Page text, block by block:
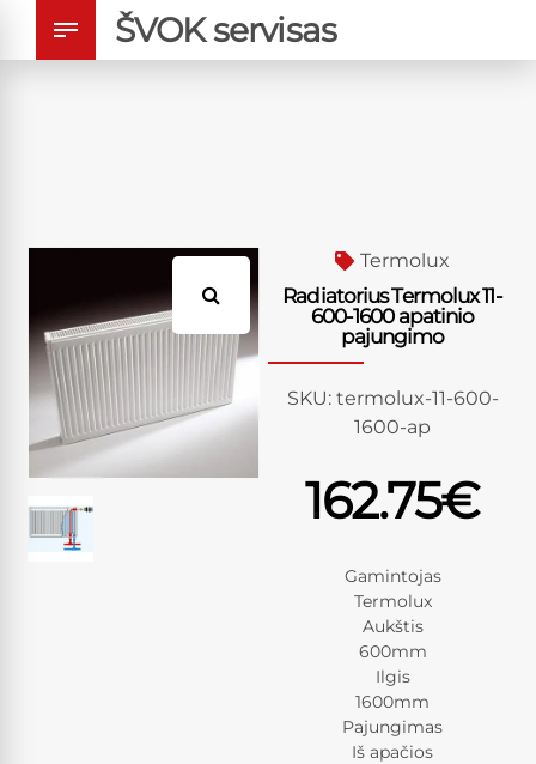
ŠVOK servisas
Termolux
Radiatorius Termolux 11-
600-1600 apatinio
pajungimo
SKU: termolux-11-600-
1600-ap
162.75€
Gamintojas
Termolux
Aukštis
600mm
Ilgis
1600mm
Pajungimas
Iš apačios